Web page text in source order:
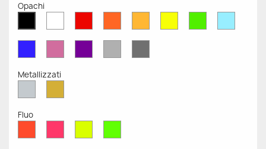
Opachi
Opaco OpacoOpacoOpacoOpacoOpacoOpacoOpaco
OpacoOpacoOpacoChiaroScuro
Metallizzati
MetallizzatoMetallizzato
Fluo
Fluo
Fluo
Fluo
Fluo